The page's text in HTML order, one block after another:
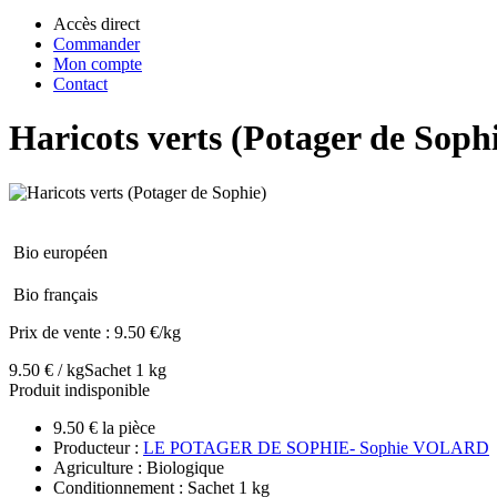
Accès direct
Commander
Mon compte
Contact
Haricots verts (Potager de
Bio européen
Bio français
Prix de vente : 9.50 €/kg
9.50 € / kgSachet 1 kg
Produit indisponible
9.50 € la pièce
Producteur : LE POTAGER DE SOPHIE- Sophie VOLARD
Agriculture : Biologique
Conditionnement : Sachet 1 kg